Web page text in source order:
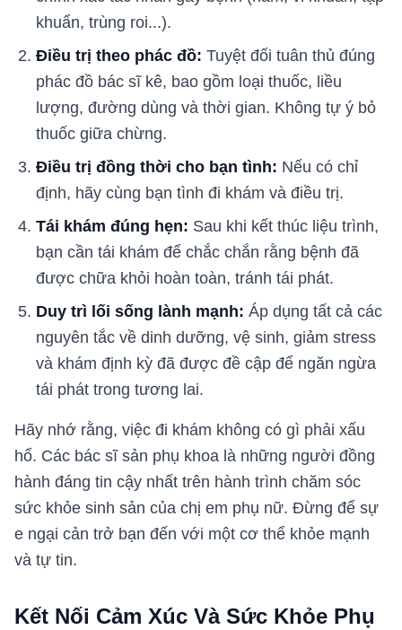
khuẩn, trùng roi...).
Điều trị theo phác đồ: Tuyệt đối tuân thủ đúng
phác đồ bác sĩ kê, bao gồm loại thuốc, liều
lượng, đường dùng và thời gian. Không tự ý bỏ
thuốc giữa chừng.
Điều trị đồng thời cho bạn tình: Nếu có chỉ
định, hãy cùng bạn tình đi khám và điều trị.
Tái khám đúng hẹn: Sau khi kết thúc liệu trình,
bạn cần tái khám để chắc chắn rằng bệnh đã
được chữa khỏi hoàn toàn, tránh tái phát.
Duy trì lối sống lành mạnh: Áp dụng tất cả các
nguyên tắc về dinh dưỡng, vệ sinh, giảm stress
và khám định kỳ đã được đề cập để ngăn ngừa
tái phát trong tương lai.
Hãy nhớ rằng, việc đi khám không có gì phải xấu
hổ. Các bác sĩ sản phụ khoa là những người đồng
hành đáng tin cậy nhất trên hành trình chăm sóc
sức khỏe sinh sản của chị em phụ nữ. Đừng để sự
e ngại cản trở bạn đến với một cơ thể khỏe mạnh
và tự tin.
Kết Nối Cảm Xúc Và Sức Khỏe Phụ